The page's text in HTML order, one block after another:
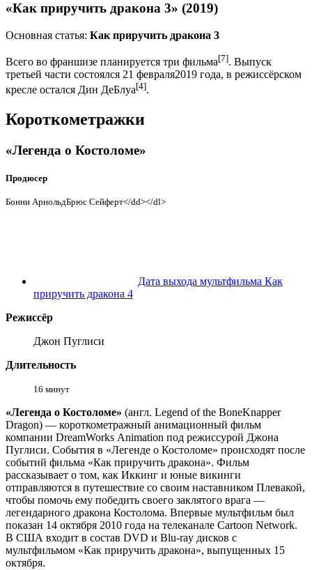
«Как приручить дракона 3» (2019)
Основная статья: Как приручить дракона 3
Всего во франшизе планируется три фильма[7]. Выпуск
третьей части состоялся 21 февраля2019 года, в режиссёрском
кресле остался Дин ДеБлуа[4].
Короткометражки
«Легенда о Костоломе»
Продюсер
Бонни АрнольдБрюс Сейферт</dd></dl>
Дата выхода мультфильма Как
приручить дракона 4
Режиссёр
Джон Пуглиси
Длительность
16 минут
«Легенда о Костоломе» (англ. Legend of the BoneKnapper
Dragon) — короткометражный анимационный фильм
компании DreamWorks Animation под режиссурой Джона
Пуглиси. События в «Легенде о Костоломе» происходят после
событий фильма «Как приручить дракона». Фильм
рассказывает о том, как Иккинг и юные викинги
отправляются в путешествие со своим наставником Плевакой,
чтобы помочь ему победить своего заклятого врага —
легендарного дракона Костолома. Впервые мультфильм был
показан 14 октября 2010 года на телеканале Cartoon Network.
В США входит в состав DVD и Blu-ray дисков с
мультфильмом «Как приручить дракона», выпущенных 15
октября.